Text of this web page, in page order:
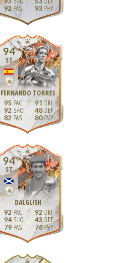
92
93
94
ST
FERNANDO TORRES
95
92
82
91
48
80
94
ST
DALGLISH
92
94
79
92
43
76